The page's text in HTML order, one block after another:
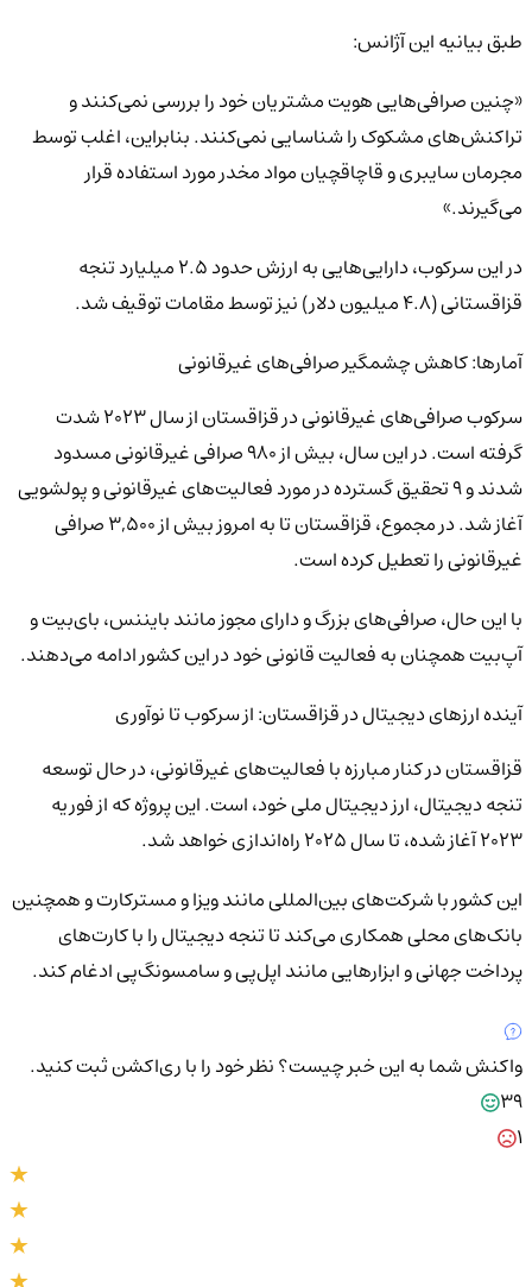
طبق بیانیه این آژانس:
«چنین صرافی‌هایی هویت مشتریان خود را بررسی نمی‌کنند و
تراکنش‌های مشکوک را شناسایی نمی‌کنند. بنابراین، اغلب توسط
مجرمان سایبری و قاچاقچیان مواد مخدر مورد استفاده قرار
می‌گیرند.»
در این سرکوب، دارایی‌هایی به ارزش حدود 2.5 میلیارد تنجه
قزاقستانی (4.8 میلیون دلار) نیز توسط مقامات توقیف شد.
آمارها: کاهش چشمگیر صرافی‌های غیرقانونی
سرکوب صرافی‌های غیرقانونی در قزاقستان از سال 2023 شدت
گرفته است. در این سال، بیش از 980 صرافی غیرقانونی مسدود
شدند و 9 تحقیق گسترده در مورد فعالیت‌های غیرقانونی و پولشویی
آغاز شد. در مجموع، قزاقستان تا به امروز بیش از 3,500 صرافی
غیرقانونی را تعطیل کرده است.
با این حال، صرافی‌های بزرگ و دارای مجوز مانند بایننس، بای‌بیت و
آپ‌بیت همچنان به فعالیت قانونی خود در این کشور ادامه می‌دهند.
آینده ارزهای دیجیتال در قزاقستان: از سرکوب تا نوآوری
قزاقستان در کنار مبارزه با فعالیت‌های غیرقانونی، در حال توسعه
تنجه دیجیتال، ارز دیجیتال ملی خود، است. این پروژه که از فوریه
2023 آغاز شده، تا سال 2025 راه‌اندازی خواهد شد.
این کشور با شرکت‌های بین‌المللی مانند ویزا و مسترکارت و همچنین
بانک‌های محلی همکاری می‌کند تا تنجه دیجیتال را با کارت‌های
پرداخت جهانی و ابزارهایی مانند اپل‌پی و سامسونگ‌پی ادغام کند.
واکنش شما به این خبر چیست؟نظر خود را با ری‌اکشن ثبت کنید.
39